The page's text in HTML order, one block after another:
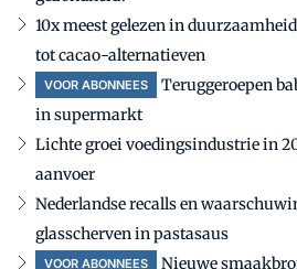
10x meest gelezen in
tot cacao-alternatieven
VOOR ABONNEES
Teruggeroepen
in supermarkt
Lichte groei voedingsindustrie in
aanvoer
Nederlandse recalls en
glasscherven in pastasaus
VOOR ABONNEES Nieuwe